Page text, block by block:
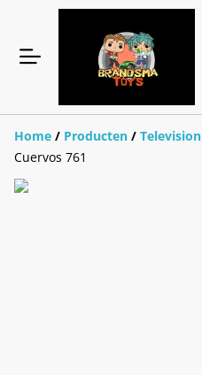
Home / Producten / Television
Cuervos 761